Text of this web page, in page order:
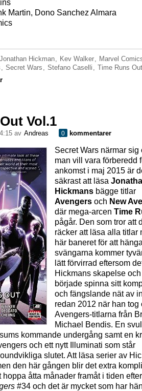
Martin, Dono Sanchez Almara
Jonathan Hickman, Kev Walker, Marvel
, Secret Wars , Stefano Caselli , Time Runs Out
Vol.1
av Andreas 0 kommentarer
Secret Wars närmar sig
man vill vara förberedd
ankomst i maj 2015 är
säkrast att läsa
Hickmans bägge titlar
Avengers och New
där mega-arcen Time
pågår. Den som tror att
räcker att läsa alla titlar
här baneret för att
svängarna kommer
lätt förvirrad eftersom
Hickmans skapelse
började spinna sitt
och fängslande nät av
redan 2012 när han tog
Avengers-titlarna från
Michael Bendis. En
kommande undergång samt en
och ett nytt Illuminati som står
slutet. Att läsa serier av
den här gången blir det extra
hoppa åtta månader framåt i tiden efter
#34 och det är mycket som har